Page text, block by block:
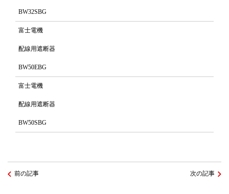
BW32SBG
富士電機
配線用遮断器
BW50EBG
富士電機
配線用遮断器
BW50SBG
前の記事 次の記事